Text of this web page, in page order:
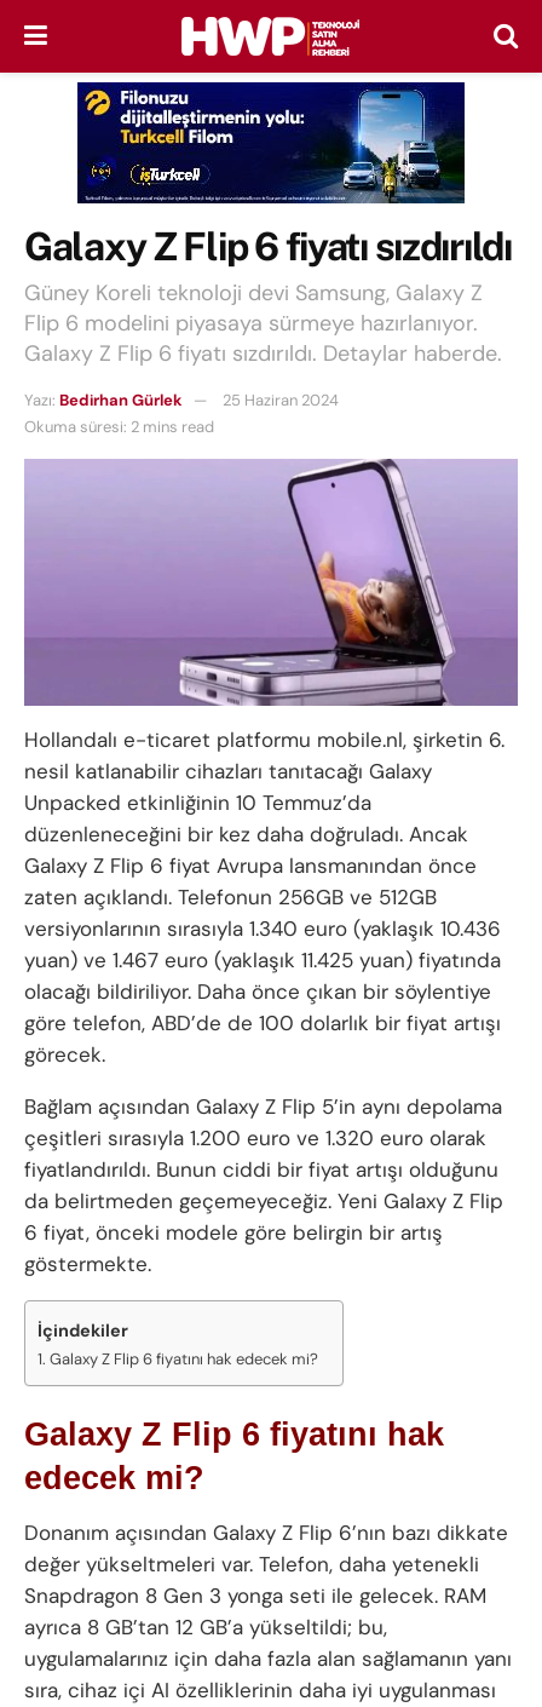
Galaxy Z Flip 6 fiyatı sızdırıldı
Güney Koreli teknoloji devi Samsung, Galaxy Z
Flip 6 modelini piyasaya sürmeye hazırlanıyor.
Galaxy Z Flip 6 fiyatı sızdırıldı. Detaylar haberde.
Yazı: Bedirhan Gürlek
25 Haziran 2024
Okuma süresi: 2 mins read
Hollandalı e-ticaret platformu mobile.nl, şirketin 6.
nesil katlanabilir cihazları tanıtacağı Galaxy
Unpacked etkinliğinin 10 Temmuz’da
düzenleneceğini bir kez daha doğruladı. Ancak
Galaxy Z Flip 6 fiyat Avrupa lansmanından önce
zaten açıklandı. Telefonun 256GB ve 512GB
versiyonlarının sırasıyla 1.340 euro (yaklaşık 10.436
yuan) ve 1.467 euro (yaklaşık 11.425 yuan) fiyatında
olacağı bildiriliyor. Daha önce çıkan bir söylentiye
göre telefon, ABD’de de 100 dolarlık bir fiyat artışı
görecek.
Bağlam açısından Galaxy Z Flip 5’in aynı depolama
çeşitleri sırasıyla 1.200 euro ve 1.320 euro olarak
fiyatlandırıldı. Bunun ciddi bir fiyat artışı olduğunu
da belirtmeden geçemeyeceğiz. Yeni Galaxy Z Flip
6 fiyat, önceki modele göre belirgin bir artış
göstermekte.
İçindekiler
Galaxy Z Flip 6 fiyatını hak edecek mi?
Galaxy Z Flip 6 fiyatını hak
edecek mi?
Donanım açısından Galaxy Z Flip 6’nın bazı dikkate
değer yükseltmeleri var. Telefon, daha yetenekli
Snapdragon 8 Gen 3 yonga seti ile gelecek. RAM
ayrıca 8 GB’tan 12 GB’a yükseltildi; bu,
uygulamalarınız için daha fazla alan sağlamanın yanı
sıra, cihaz içi AI özelliklerinin daha iyi uygulanması